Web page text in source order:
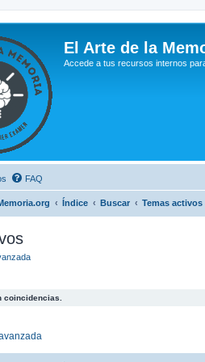
El Arte de la
Accede a tus recursos internos
FAQ
Índice Buscar Temas activos
coincidencias.